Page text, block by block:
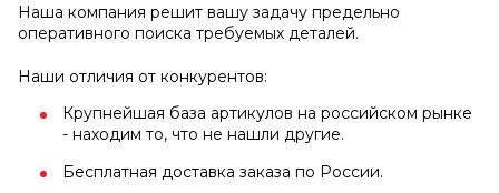
Наша компания решит вашу задачу предельно
оперативного поиска требуемых деталей.
Наши отличия от конкурентов:
Крупнейшая база артикулов на российском рынке
- находим то, что не нашли другие.
Бесплатная доставка заказа по России.